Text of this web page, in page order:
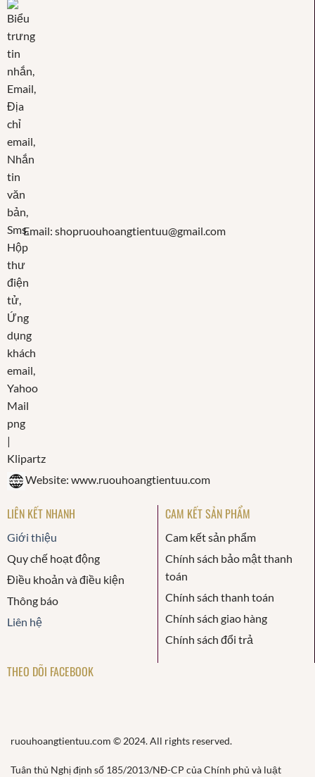
Email: shopruouhoangtientuu@gmail.com
Website: www.ruouhoangtientuu.com
LIÊN KẾT NHANH
Giới thiệu
Quy chế hoạt động
Điều khoản và điều kiện
Thông báo
Liên hệ
CAM KẾT SẢN PHẨM
Cam kết sản phẩm
Chính sách bảo mật thanh
toán
Chính sách thanh toán
Chính sách giao hàng
Chính sách đổi trả
THEO DÕI FACEBOOK
ruouhoangtientuu.com © 2024. All rights reserved.
Tuân thủ Nghị định số 185/2013/NĐ-CP của Chính phủ và luật